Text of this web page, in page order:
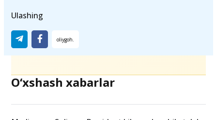
Ulashing
O‘xshash xabarlar